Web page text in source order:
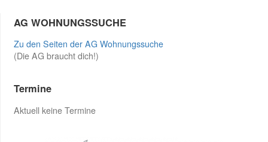
AG WOHNUNGSSUCHE
Zu den Seiten der AG Wohnungssuche
(Die AG braucht dich!)
Termine
Aktuell keine Termine